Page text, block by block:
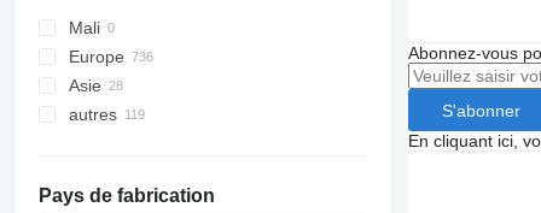
Mali
Europe
République tchèque
France
Asie
Japon
Émirats arabes unis
autres
Uruguay
Pays de fabrication
Abonnez-vous
S'abonner
En cliquant ici,